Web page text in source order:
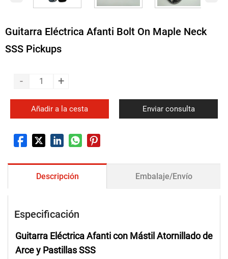
Guitarra Eléctrica Afanti Bolt On Maple Neck
SSS Pickups
- +
Añadir a la cesta Enviar consulta
Descripción Embalaje/Envío
Especificación
Guitarra Eléctrica Afanti con Mástil Atornillado de
Arce y Pastillas SSS